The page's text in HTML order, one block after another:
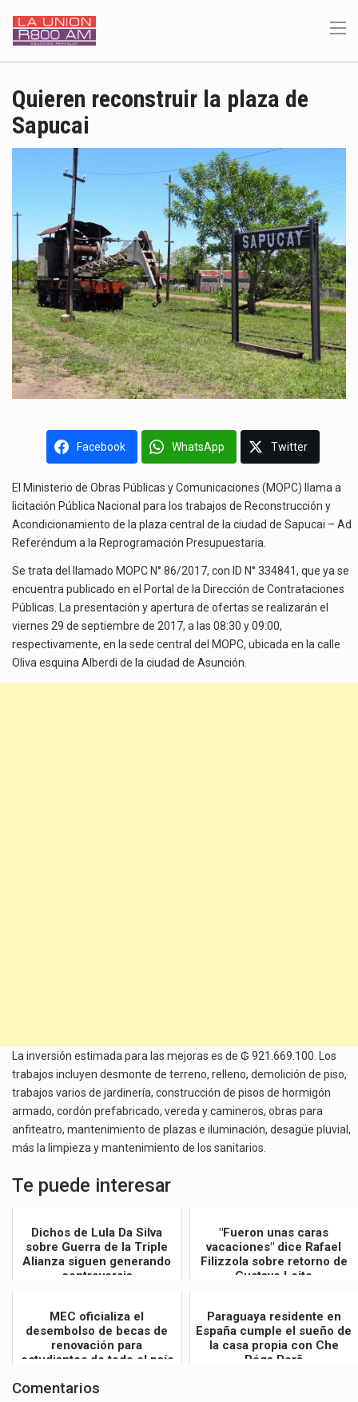
Quieren reconstruir la plaza de
Sapucai
Facebook WhatsApp Twitter
El Ministerio de Obras Públicas y Comunicaciones (MOPC) llama a
licitación Pública Nacional para los trabajos de Reconstrucción y
Acondicionamiento de la plaza central de la ciudad de Sapucai – Ad
Referéndum a la Reprogramación Presupuestaria.
Se trata del llamado MOPC N° 86/2017, con ID N° 334841, que ya se
encuentra publicado en el Portal de la Dirección de Contrataciones
Públicas. La presentación y apertura de ofertas se realizarán el
viernes 29 de septiembre de 2017, a las 08:30 y 09:00,
respectivamente, en la sede central del MOPC, ubicada en la calle
Oliva esquina Alberdi de la ciudad de Asunción.
La inversión estimada para las mejoras es de ₲ 921.669.100. Los
trabajos incluyen desmonte de terreno, relleno, demolición de piso,
trabajos varios de jardinería, construcción de pisos de hormigón
armado, cordón prefabricado, vereda y camineros, obras para
anfiteatro, mantenimiento de plazas e iluminación, desagüe pluvial,
más la limpieza y mantenimiento de los sanitarios.
Te puede interesar
Dichos de Lula Da Silva
sobre Guerra de la Triple
Alianza siguen generando
controversia
"Fueron unas caras
vacaciones" dice Rafael
Filizzola sobre retorno de
Gustavo Leite
MEC oficializa el
desembolso de becas de
renovación para
estudiantes de todo el país
Paraguaya residente en
España cumple el sueño de
la casa propia con Che
Róga Porã
Comentarios